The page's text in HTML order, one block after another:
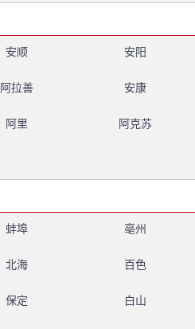
安顺 安阳
阿拉善 安康
阿里 阿克苏
蚌埠 亳州
北海 百色
保定 白山